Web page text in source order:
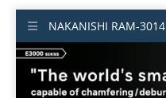
NAKANISHI RAM-3014